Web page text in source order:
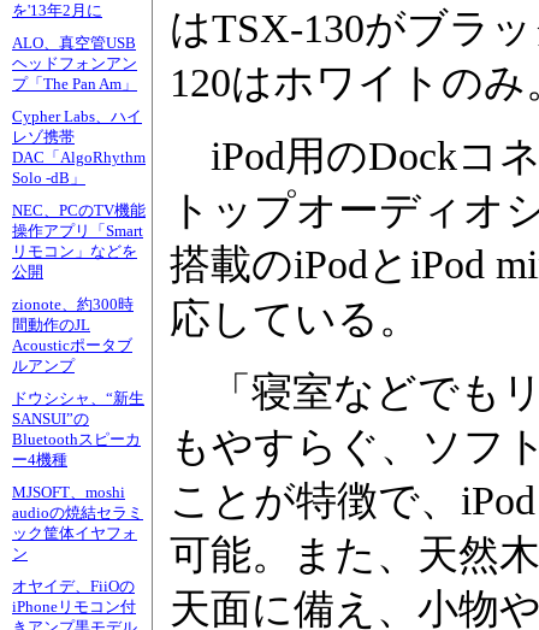
を'13年2月に
ALO、真空管USB
ヘッドフォンアン
プ「The Pan Am」
Cypher Labs、ハイ
レゾ携帯
DAC「AlgoRhythm
Solo -dB」
NEC、PCのTV機能
操作アプリ「Smart
リモコン」などを
公開
zionote、約300時
間動作のJL
Acousticポータブ
ルアンプ
ドウシシャ、“新生
SANSUI”の
Bluetoothスピーカ
ー4機種
MJSOFT、moshi
audioの焼結セラミ
ック筐体イヤフォ
ン
オヤイデ、FiiOの
iPhoneリモコン付
はTSX-130がブラ
120はホワイトのみ
iPod用のDockコ
トップオーディオ
搭載のiPodとiPod
応している。
「寝室などでも
もやすらぐ、ソフ
ことが特徴で、
可能。また、天然
天面に備え、小物